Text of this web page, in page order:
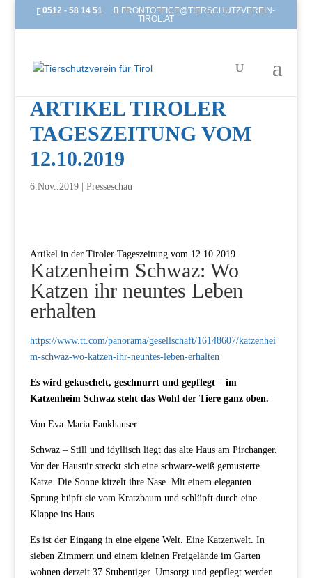
0512 - 58 14 51
FRONTOFFICE@TIERSCHUTZVEREIN-
TIROL.AT
ARTIKEL TIROLER
TAGESZEITUNG VOM
12.10.2019
6.Nov..2019| Presseschau
Artikel in der Tiroler Tageszeitung vom 12.10.2019
Katzenheim Schwaz: Wo
Katzen ihr neuntes Leben
erhalten
https://www.tt.com/panorama/gesellschaft/16148607/katzenhei
m-schwaz-wo-katzen-ihr-neuntes-leben-erhalten
Es wird gekuschelt, geschnurrt und gepflegt – im
Katzenheim Schwaz steht das Wohl der Tiere ganz oben.
Von Eva-Maria Fankhauser
Schwaz – Still und idyllisch liegt das alte Haus am Pirchanger.
Vor der Haustür streckt sich eine schwarz-weiß gemusterte
Katze. Die Sonne kitzelt ihre Nase. Mit einem eleganten
Sprung hüpft sie vom Kratzbaum und schlüpft durch eine
Klappe ins Haus.
Es ist der Eingang in eine eigene Welt. Eine Katzenwelt. In
sieben Zimmern und einem kleinen Freigelände im Garten
wohnen derzeit 37 Stubentiger. Umsorgt und gepflegt werden